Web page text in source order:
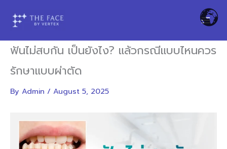
ฟันไม่สบกัน เป็นยังไง? แล้วกรณีแบบไหนควร
รักษาแบบผ่าตัด
By Admin / August 5, 2025